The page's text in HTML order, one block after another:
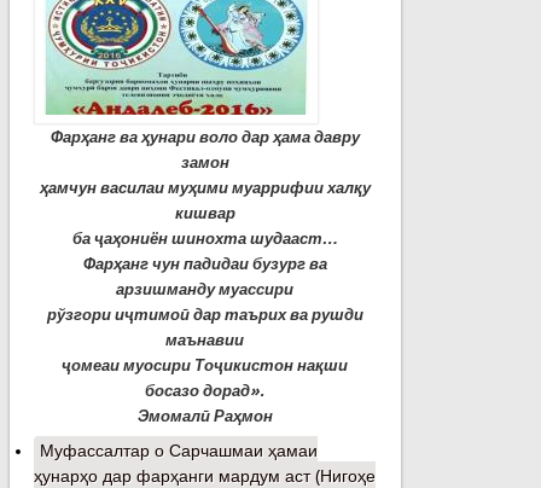
Фарҳанг ва ҳунари воло дар ҳама давру
замон
ҳамчун василаи муҳими муаррифии халқу
кишвар
ба ҷаҳониён шинохта шудааст…
Фарҳанг чун падидаи бузург ва
арзишманду муассири
рўзгори иҷтимоӣ дар таърих ва рушди
маънавии
ҷомеаи муосири Тоҷикистон нақши
босазо дорад».
Эмомалӣ Раҳмон
Муфассалтаро Сарчашмаи ҳамаи
ҳунарҳо дар фарҳанги мардум аст (Нигоҳе